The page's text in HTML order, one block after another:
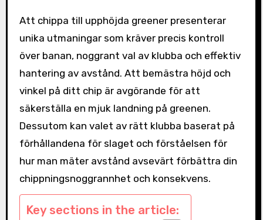
Att chippa till upphöjda greener presenterar
unika utmaningar som kräver precis kontroll
över banan, noggrant val av klubba och effektiv
hantering av avstånd. Att bemästra höjd och
vinkel på ditt chip är avgörande för att
säkerställa en mjuk landning på greenen.
Dessutom kan valet av rätt klubba baserat på
förhållandena för slaget och förståelsen för
hur man mäter avstånd avsevärt förbättra din
chippningsnoggrannhet och konsekvens.
Key sections in the article: